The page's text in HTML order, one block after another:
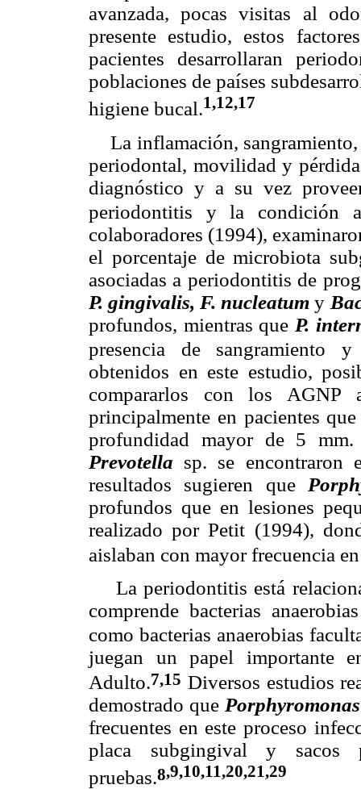
avanzada, pocas visitas al
presente estudio, estos
pacientes desarrollaran
poblaciones de países
higiene bucal.1,12,17
La inflamación,
periodontal, movilidad y
diagnóstico y a su vez
periodontitis y la condición
colaboradores (1994),
el porcentaje de microbiota
asociadas a periodontitis de
P. gingivalis, F. nucleatum y
profundos, mientras que P.
presencia de sangramiento
obtenidos en este estudio,
compararlos con los AGNP
principalmente en pacientes
profundidad mayor de 5
Prevotella sp. se encontraron
resultados sugieren que
profundos que en lesiones
realizado por Petit (1994),
aislaban con mayor frecuencia
La periodontitis está
comprende bacterias
como bacterias anaerobias
juegan un papel importante
Adulto.7,15 Diversos estudios
demostrado que Porphyromonas
frecuentes en este proceso
placa subgingival y sacos
pruebas.8,9,10,11,20,21,29